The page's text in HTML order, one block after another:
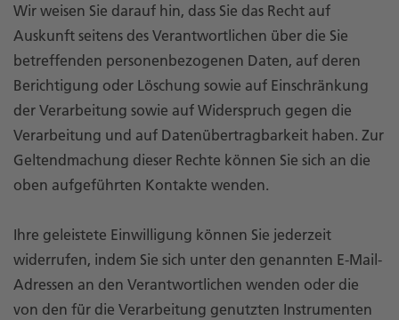
Wir weisen Sie darauf hin, dass Sie das Recht auf
Auskunft seitens des Verantwortlichen über die Sie
betreffenden personenbezogenen Daten, auf deren
Berichtigung oder Löschung sowie auf Einschränkung
der Verarbeitung sowie auf Widerspruch gegen die
Verarbeitung und auf Datenübertragbarkeit haben. Zur
Geltendmachung dieser Rechte können Sie sich an die
oben aufgeführten Kontakte wenden.
Ihre geleistete Einwilligung können Sie jederzeit
widerrufen, indem Sie sich unter den genannten E-Mail-
Adressen an den Verantwortlichen wenden oder die
von den für die Verarbeitung genutzten Instrumenten